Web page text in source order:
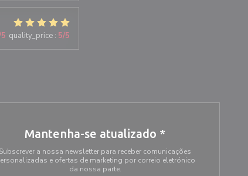
quality_price : 5/5
Mantenha-se atualizado *
Subscrever a nossa newsletter para receber comunicações
e ofertas de marketing por correio eletrónico
da nossa parte.